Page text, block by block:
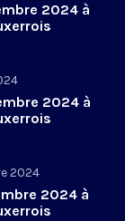
2024 à
2024 à
2024
2024 à